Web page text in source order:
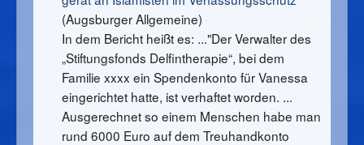
(Augsburger Allgemeine)
In dem Bericht heißt es: ..."Der Verwalter des
„Stiftungsfonds Delfintherapie“, bei dem
Familie xxxx ein Spendenkonto für Vanessa
eingerichtet hatte, ist verhaftet worden. ...
Ausgerechnet so einem Menschen habe man
rund 6000 Euro auf dem Treuhandkonto